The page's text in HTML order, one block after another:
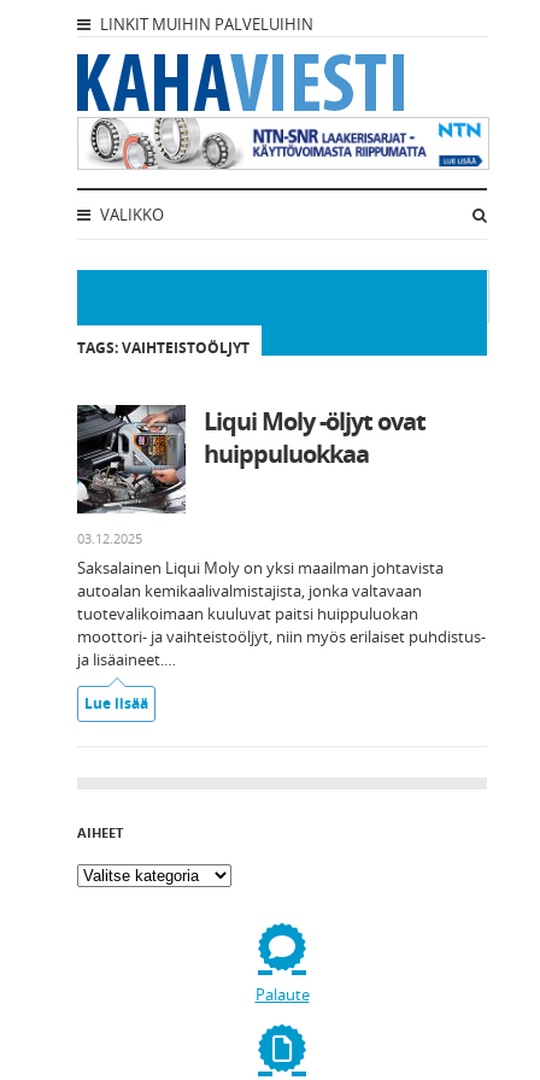
LINKIT MUIHIN PALVELUIHIN
VALIKKO
TAGS: VAIHTEISTOÖLJYT
Liqui Moly -öljyt ovat
huippuluokkaa
03.12.2025
Saksalainen Liqui Moly on yksi maailman johtavista
autoalan kemikaalivalmistajista, jonka valtavaan
tuotevalikoimaan kuuluvat paitsi huippuluokan
moottori- ja vaihteistoöljyt, niin myös erilaiset puhdistus-
ja lisäaineet.…
Lue lisää
AIHEET
Palaute